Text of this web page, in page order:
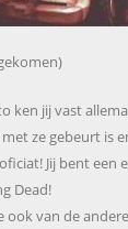
ken jij vast
met ze gebeurt is
Jij bent een
Dead!
ook van de